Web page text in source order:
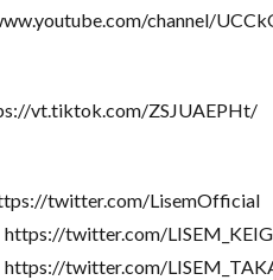
channel/
vt.tiktok.com/ZSJUAEPHt/
twitter.com/LisemOfficial
twitter.com/
twitter.com/